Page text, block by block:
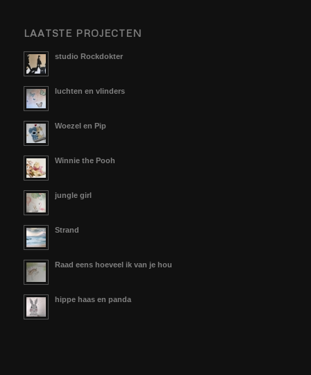
LAATSTE PROJECTEN
studio Rockdokter
luchten en vlinders
Woezel en Pip
Winnie the Pooh
jungle girl
Strand
Raad eens hoeveel ik van je hou
hippe haas en panda